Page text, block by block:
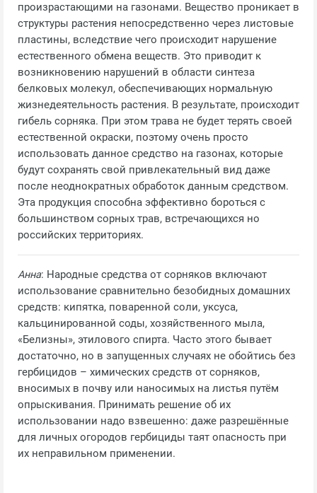
произрастающими на газонами. Вещество проникает в
структуры растения непосредственно через листовые
пластины, вследствие чего происходит нарушение
естественного обмена веществ. Это приводит к
возникновению нарушений в области синтеза
белковых молекул, обеспечивающих нормальную
жизнедеятельность растения. В результате, происходит
гибель сорняка. При этом трава не будет терять своей
естественной окраски, поэтому очень просто
использовать данное средство на газонах, которые
будут сохранять свой привлекательный вид даже
после неоднократных обработок данным средством.
Эта продукция способна эффективно бороться с
большинством сорных трав, встречающихся но
российских территориях.
Анна: Народные средства от сорняков включают
использование сравнительно безобидных домашних
средств: кипятка, поваренной соли, уксуса,
кальцинированной соды, хозяйственного мыла,
«Белизны», этилового спирта. Часто этого бывает
достаточно, но в запущенных случаях не обойтись без
гербицидов – химических средств от сорняков,
вносимых в почву или наносимых на листья путём
опрыскивания. Принимать решение об их
использовании надо взвешенно: даже разрешённые
для личных огородов гербициды таят опасность при
их неправильном применении.